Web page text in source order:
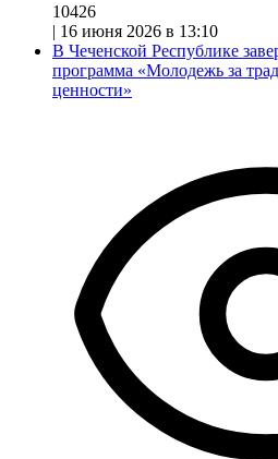
10426
| 16 июня 2026 в 13:10
В Чеченской Республике
программа «Молодежь за
ценности»